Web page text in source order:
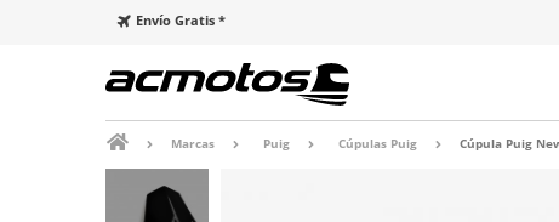
Envío Gratis *
Marcas Puig Cúpulas Puig Cúpula Puig